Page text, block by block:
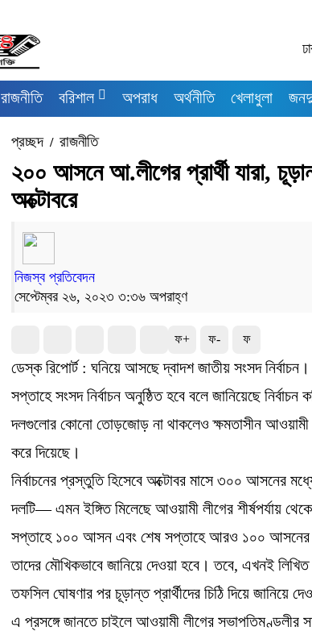
রাজনীতি বরিশাল অপরাধ অর্থনীতি খেলাধুলা
প্রচ্ছদ/রাজনীতি
২০০ আসনে আ.লীগের প্রার্থী যারা,
অক্টোবরে
নিজস্ব প্রতিবেদন
সেপ্টেম্বর ২৬, ২০২৩ ৩:৩৬ অপরাহ্ণ
ফ+ ফ- ফ
ডেস্ক রিপোর্ট : ঘনিয়ে আসছে দ্বাদশ জাতীয় সংসদ
সপ্তাহে সংসদ নির্বাচন অনুষ্ঠিত হবে বলে জানিয়েছে
দলগুলোর কোনো তোড়জোড় না থাকলেও ক্ষমতাসীন
করে দিয়েছে।
নির্বাচনের প্রস্তুতি হিসেবে অক্টোবর মাসে ৩০০ আসনের
দলটি— এমন ইঙ্গিত মিলেছে আওয়ামী লীগের শীর্ষপর্যায়
সপ্তাহে ১০০ আসন এবং শেষ সপ্তাহে আরও ১০০ আসনের
তাদের মৌখিকভাবে জানিয়ে দেওয়া হবে। তবে, এখনই লিখিত
তফসিল ঘোষণার পর চূড়ান্ত প্রার্থীদের চিঠি দিয়ে জানিয়ে
এ প্রসঙ্গে জানতে চাইলে আওয়ামী লীগের সভাপতিমণ্ডলীর